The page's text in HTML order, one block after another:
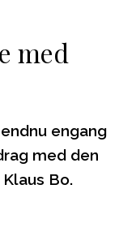
med
engang
med den
Bo.